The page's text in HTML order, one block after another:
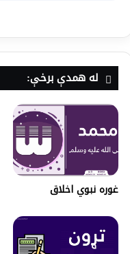
له همدې برخې:
غوره نبوي اخلاق